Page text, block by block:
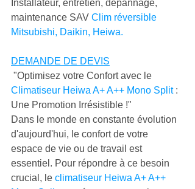
Installateur, entretien, dépannage,
maintenance SAV Clim réversible
Mitsubishi, Daikin, Heiwa.
DEMANDE DE DEVIS
"Optimisez votre Confort avec le
Climatiseur Heiwa A+ A++ Mono Split :
Une Promotion Irrésistible !"
Dans le monde en constante évolution
d'aujourd'hui, le confort de votre
espace de vie ou de travail est
essentiel. Pour répondre à ce besoin
crucial, le climatiseur Heiwa A+ A++